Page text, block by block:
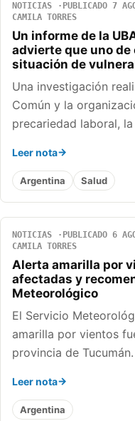
NOTICIAS PUBLICADO 7
CAMILA TORRES
Un informe de la
advierte que uno de
situación de
Una investigación
Común y la
precariedad laboral,
Leer nota
Argentina Salud
NOTICIAS PUBLICADO 6
CAMILA TORRES
Alerta amarilla por
afectadas y
Meteorológico
El Servicio
amarilla por vientos
provincia de
Leer nota
Argentina